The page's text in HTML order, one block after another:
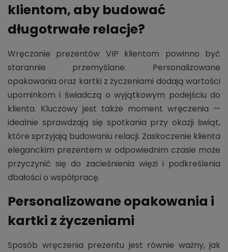
klientom, aby budować
długotrwałe relacje?
Wręczanie prezentów VIP klientom powinno być
starannie przemyślane. Personalizowane
opakowania oraz kartki z życzeniami dodają wartości
upominkom i świadczą o wyjątkowym podejściu do
klienta. Kluczowy jest także moment wręczenia —
idealnie sprawdzają się spotkania przy okazji świąt,
które sprzyjają budowaniu relacji. Zaskoczenie klienta
eleganckim prezentem w odpowiednim czasie może
przyczynić się do zacieśnienia więzi i podkreślenia
dbałości o współpracę.
Personalizowane opakowania i
kartki z życzeniami
Sposób wręczenia prezentu jest równie ważny, jak